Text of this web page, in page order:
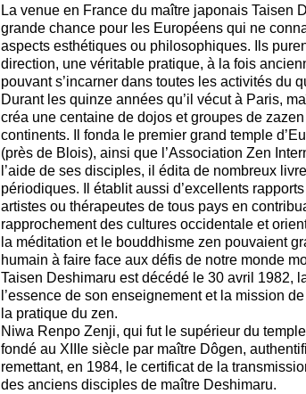
La venue en France du maître japonais Taisen
grande chance pour les Européens qui ne
aspects esthétiques ou philosophiques. Ils
direction, une véritable pratique, à la fois
pouvant s’incarner dans toutes les activités du
Durant les quinze années qu’il vécut à Paris,
créa une centaine de dojos et groupes de
continents. Il fonda le premier grand temple
(près de Blois), ainsi que l’Association Zen
l’aide de ses disciples, il édita de nombreux
périodiques. Il établit aussi d’excellents
artistes ou thérapeutes de tous pays en
rapprochement des cultures occidentale et
la méditation et le bouddhisme zen pouvaient
humain à faire face aux défis de notre monde
Taisen Deshimaru est décédé le 30 avril 1982,
l’essence de son enseignement et la mission
la pratique du zen.
Niwa Renpo Zenji, qui fut le supérieur du
fondé au XIIIe siècle par maître Dôgen,
remettant, en 1984, le certificat de la
des anciens disciples de maître Deshimaru.